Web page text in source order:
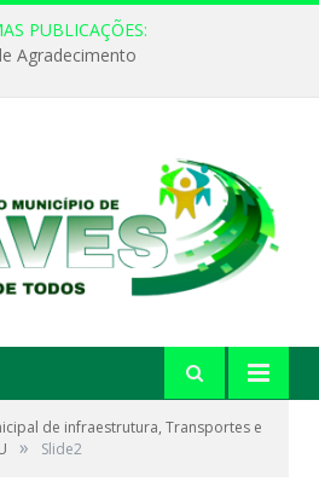
PUBLICAÇÕES:
Agradecimento
de infraestrutura, Transportes e
» Slide2